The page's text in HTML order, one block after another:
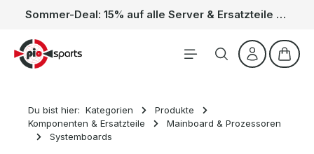
Zum Hauptinhalt springen Sommer-Deal: 15% auf alle Server & Ersatzteile – Kein Code nötig, der Rabatt wird automatisch im Warenkorb abgezogen. Gültig vom 01.06. bis 31.08.
Du bist hier: Kategorien
Produkte
Komponenten & Ersatzteile
Mainboard & Prozessoren
Systemboards